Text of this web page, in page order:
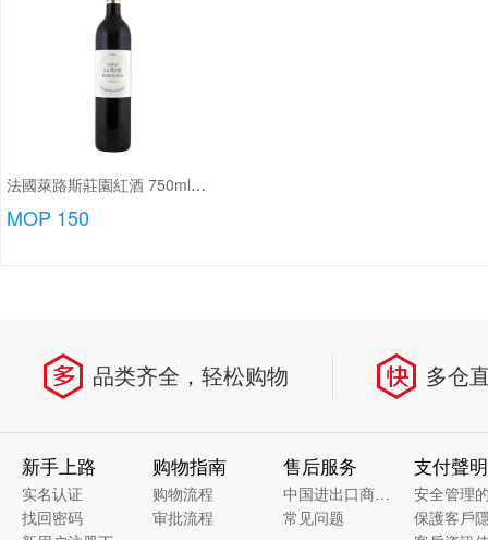
法國萊路斯莊園紅酒 750ml/瓶
MOP 150
品类齐全，轻松购物 多仓
新手上路
实名认证
找回密码
购物指南
购物流程
审批流程
售后服务
中国进出口商品质量溯源
常见问题
支付聲明
安全管理